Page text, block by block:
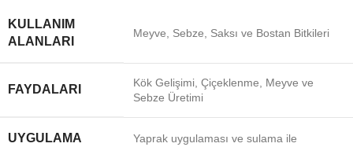
KULLANIM
ALANLARI
Meyve, Sebze, Saksı ve Bostan Bitkileri
FAYDALARI
Kök Gelişimi, Çiçeklenme, Meyve ve
Sebze Üretimi
UYGULAMA Yaprak uygulaması ve sulama ile